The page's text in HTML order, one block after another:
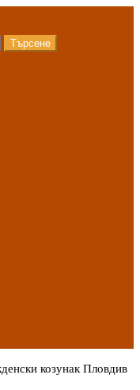
Търсене
козунак Пловдив